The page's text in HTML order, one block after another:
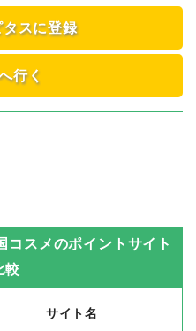
スに登録
行く
コスメのポイントサイト
較
サイト名